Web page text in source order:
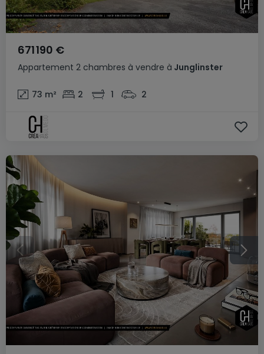
Appartement 2 chambres à vendre à Junglinster
671 190 €
73 m² 2 1 2